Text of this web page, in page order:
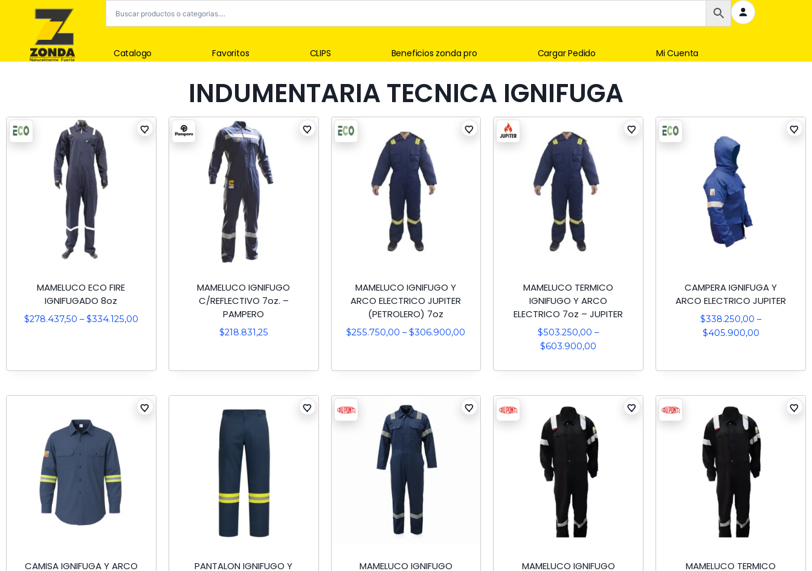
Catalogo Favoritos CLIPS Beneficios zonda pro Cargar Pedido Mi Cuenta
INDUMENTARIA TECNICA IGNIFUGA
MAMELUCO ECO FIRE
IGNIFUGADO 8oz
$278.437,50 – $334.125,00
MAMELUCO IGNIFUGO
C/REFLECTIVO 7oz. –
PAMPERO
$218.831,25
MAMELUCO IGNIFUGO Y
ARCO ELECTRICO JUPITER
(PETROLERO) 7oz
$255.750,00 – $306.900,00
MAMELUCO TERMICO
IGNIFUGO Y ARCO
ELECTRICO 7oz – JUPITER
$503.250,00 –
$603.900,00
CAMPERA IGNIFUGA Y
ARCO ELECTRICO JUPITER
$338.250,00 –
$405.900,00
CAMISA IGNIFUGA Y ARCO
PANTALON IGNIFUGO Y
MAMELUCO IGNIFUGO
MAMELUCO IGNIFUGO
MAMELUCO TERMICO